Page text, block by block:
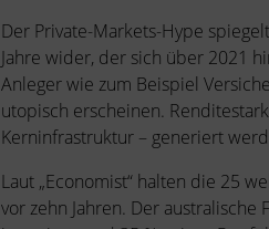
Der Private-Markets-Hype
Jahre wider, der sich über 2021
Anleger wie zum Beispiel
utopisch erscheinen.
Kerninfrastruktur – generiert
Laut „Economist“ halten die 25
vor zehn Jahren. Der